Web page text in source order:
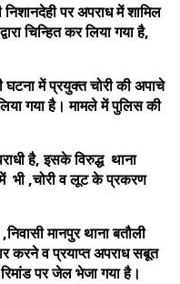
पर अपराध में शामिल
चिन्हित कर लिया गया है,
में प्रयुक्त चोरी की अपाचे
गया है। मामले में पुलिस की
है, इसके विरुद्ध थाना
भी ,चोरी व लूट के प्रकरण
मानपुर थाना बतौली
करने व प्रयाप्त अपराध सबूत
पर जेल भेजा गया है।